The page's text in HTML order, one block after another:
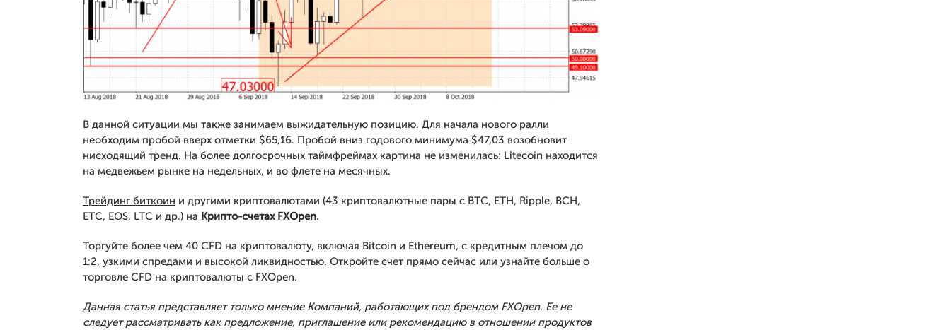
В данной ситуации мы также занимаем выжидательную позицию. Для начала нового ралли
необходим пробой вверх отметки $65,16. Пробой вниз годового минимума $47,03 возобновит
нисходящий тренд. На более долгосрочных таймфреймах картина не изменилась: Litecoin находится
на медвежьем рынке на недельных, и во флете на месячных.
Трейдинг биткоин и другими криптовалютами (43 криптовалютные пары с BTC, ETH, Ripple, BCH,
ETC, EOS, LTC и др.) на Крипто-счетах FXOpen.
Торгуйте более чем 40 CFD на криптовалюту, включая Bitcoin и Ethereum, с кредитным плечом до
1:2, узкими спредами и высокой ликвидностью. Откройте счет прямо сейчас или узнайте больше о
торговле CFD на криптовалюты с FXOpen.
Данная статья представляет только мнение Компаний, работающих под брендом FXOpen. Ее не
следует рассматривать как предложение, приглашение или рекомендацию в отношении продуктов